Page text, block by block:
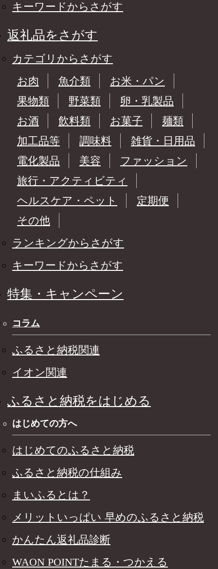
キーワードからさがす
返礼品をさがす
カテゴリからさがす
お肉
魚介類
お米・パン
果物類
野菜類
卵・乳製品
お酒
飲料類 お菓子
麺類
加工品等
調味料
雑貨・日用品
電化製品
美容
ファッション
旅行・アクティビティ
ヘルスケア・ペット
定期便
その他
ランキングからさがす
キーワードからさがす
特集・キャンペーン
コラム
ふるさと納税関連
イオン関連
ふるさと納税をはじめる
はじめての方へ
はじめてのふるさと納税
ふるさと納税の仕組み
まいふるとは？
メリットいっぱい 早めのふるさと納税
かんたん返礼品診断
WAON POINTたまる・つかえる